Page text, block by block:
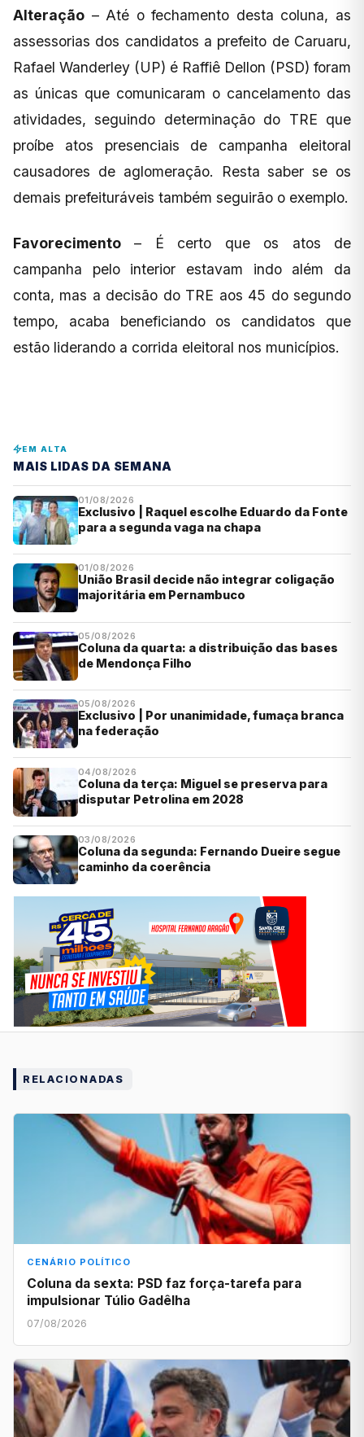
Alteração – Até o fechamento desta coluna, as
assessorias dos candidatos a prefeito de Caruaru,
Rafael Wanderley (UP) é Raffiê Dellon (PSD) foram
as únicas que comunicaram o cancelamento das
atividades, seguindo determinação do TRE que
proíbe atos presenciais de campanha eleitoral
causadores de aglomeração. Resta saber se os
demais prefeituráveis também seguirão o exemplo.
Favorecimento – É certo que os atos de
campanha pelo interior estavam indo além da
conta, mas a decisão do TRE aos 45 do segundo
tempo, acaba beneficiando os candidatos que
estão liderando a corrida eleitoral nos municípios.
EM ALTA
MAIS LIDAS DA SEMANA
01/08/2026
Exclusivo | Raquel escolhe Eduardo da Fonte
para a segunda vaga na chapa
01/08/2026
União Brasil decide não integrar coligação
majoritária em Pernambuco
05/08/2026
Coluna da quarta: a distribuição das bases
de Mendonça Filho
05/08/2026
Exclusivo | Por unanimidade, fumaça branca
na federação
04/08/2026
Coluna da terça: Miguel se preserva para
disputar Petrolina em 2028
03/08/2026
Coluna da segunda: Fernando Dueire segue
caminho da coerência
RELACIONADAS
CENÁRIO POLÍTICO
Coluna da sexta: PSD faz força-tarefa para
impulsionar Túlio Gadêlha
07/08/2026